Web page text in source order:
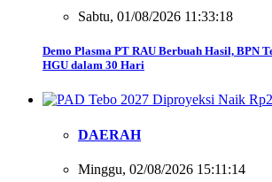
Sabtu, 01/08/2026 11:33:18
Demo Plasma PT RAU Berbuah Hasil, BPN
HGU dalam 30 Hari
DAERAH
Minggu, 02/08/2026 15:11:14